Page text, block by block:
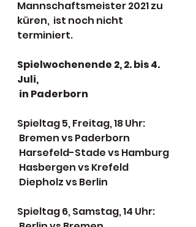
Mannschaftsmeister 2021 zu
küren,  ist noch nicht
terminiert.
Spielwochenende 2, 2. bis 4.
Juli,
in Paderborn
Spieltag 5, Freitag, 18 Uhr:
Bremen vs Paderborn
Harsefeld-Stade vs Hamburg
Hasbergen vs Krefeld
Diepholz vs Berlin
Spieltag 6, Samstag, 14 Uhr: